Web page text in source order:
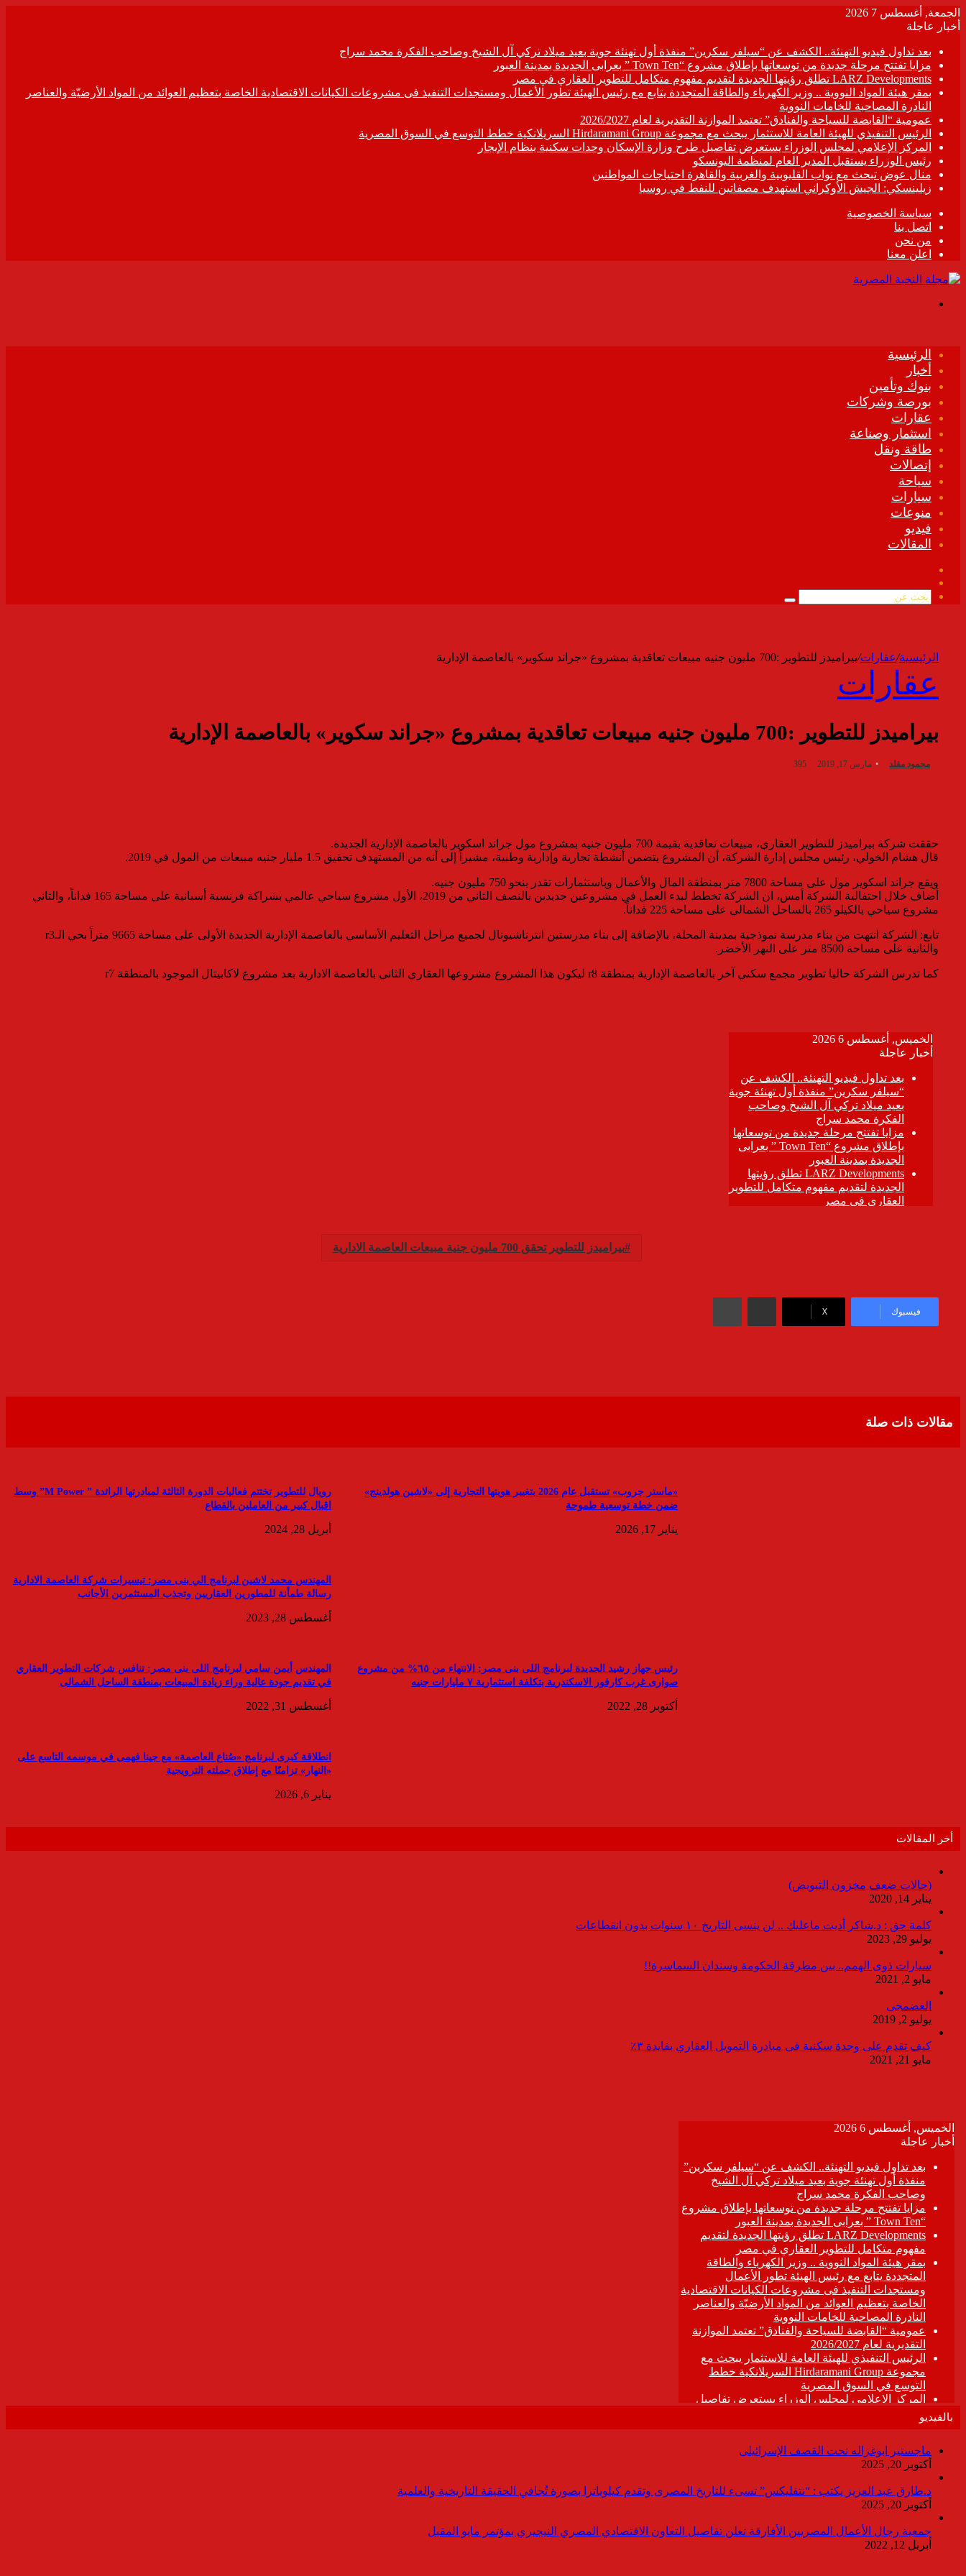
الجمعة, أغسطس 7 2026
أخبار عاجلة
بعد تداول فيديو التهنئة.. الكشف عن “سيلفر سكرين” منفذة أول تهنئة جوية بعيد ميلاد تركي آل الشيخ وصاحب الفكرة محمد سراج
مزايا تفتتح مرحلة جديدة من توسعاتها بإطلاق مشروع “Town Ten ” بعرابى الجديدة بمدينة العبور
LARZ Developments تطلق رؤيتها الجديدة لتقديم مفهوم متكامل للتطوير العقاري في مصر
بمقر هيئة المواد النووية .. وزير الكهرباء والطاقة المتجددة يتابع مع رئيس الهيئة تطور الأعمال ومستجدات التنفيذ فى مشروعات الكيانات الاقتصادية الخاصة بتعظيم العوائد من المواد الأرضيّة والعناصر
النادرة المصاحبة للخامات النووية
عمومية “القابضة للسياحة والفنادق” تعتمد الموازنة التقديرية لعام 2026/2027
الرئيس التنفيذي للهيئة العامة للاستثمار يبحث مع مجموعة Hirdaramani Group السريلانكية خطط التوسع في السوق المصرية
المركز الإعلامي لمجلس الوزراء يستعرض تفاصيل طرح وزارة الإسكان وحدات سكنية بنظام الإيجار
رئيس الوزراء يستقبل المدير العام لمنظمة اليونسكو
منال عوض تبحث مع نواب القليوبية والغربية والقاهرة احتياجات المواطنين
زيلينسكي: الجيش الأوكراني استهدف مصفاتين للنفط في روسيا
سياسة الخصوصية
اتصل بنا
من نحن
اعلن معنا
الرئيسية
أخبار
بنوك وتأمين
بورصة وشركات
عقارات
استثمار وصناعة
طاقة ونقل
إتصالات
سياحة
سيارات
منوعات
فيديو
المقالات
الموقع
بحث
الرئيسية/عقارات/بيراميدز للتطوير :700 مليون جنيه مبيعات تعاقدية بمشروع «جراند سكوير» بالعاصمة الإدارية
عقارات
بيراميدز للتطوير :700 مليون جنيه مبيعات تعاقدية بمشروع «جراند سكوير» بالعاصمة الإدارية
محمود مقلد مارس 17, 2019
حققت شركة بيراميدز للتطوير العقاري، مبيعات تعاقدية بقيمة 700 مليون جنيه بمشروع مول جراند اسكوير بالعاصمة الإدارية الجديدة.
قال هشام الخولي، رئيس مجلس إدارة الشركة، أن المشروع يتضمن أنشطة تجارية وإدارية وطبية، مشيراً إلى أنه من المستهدف تحقيق 1.5 مليار جنيه مبيعات من المول في 2019.
ويقع جراند اسكوير مول على مساحة 7800 متر بمنطقة المال والأعمال وباستثمارات تقدر بنحو 750 مليون جنيه.
أضاف خلال احتفالية الشركة أمس، ان الشركة تخطط لبدء العمل في مشروعين جديدين بالنصف الثاني من 2019، الأول مشروع سياحي عالمي بشراكة فرنسية أسبانية على مساحة 165 فداناً، والثاني
مشروع سياحي بالكيلو 265 بالساحل الشمالي على مساحة 225 فداناً.
تابع: الشركة انتهت من بناء مدرسة نموذجية بمدينة المحلة، بالإضافة إلى بناء مدرستين انترناشيونال لجميع مراحل التعليم الأساسي بالعاصمة الإدارية الجديدة الأولى على مساحة 9665 متراً بحي الـr3
والثانية على مساحة 8500 متر على النهر الأخضر.
كما تدرس الشركة حاليا تطوير مجمع سكني آخر بالعاصمة الإدارية بمنطقة r8 ليكون هذا المشروع مشروعها العقاري الثاني بالعاصمة الادارية بعد مشروع لاكابيتال الموجود بالمنطقة r7
بيراميدز للتطوير تحقق 700 مليون جنية مبيعات العاصمة الادارية
فيسبوك ‫X
مشاركة عبر البريد طباعة
مقالات ذات صلة
رويال للتطوير تختتم فعاليات الدورة الثالثة لمبادرتها الرائدة ” M Power” وسط
اقبال كبير من العاملين بالقطاع
أبريل 28, 2024
«ماستر جروب» تستقبل عام 2026 بتغيير هويتها التجارية إلى «لاشين هولدينج»
ضمن خطة توسعية طموحة
يناير 17, 2026
المهندس محمد لاشين لبرنامج الي بنى مصر: تيسيرات شركة العاصمة الادارية
رسالة طمأنة للمطورين العقاريين وتجذب المستثمرين الأجانب
أغسطس 28, 2023
المهندس أيمن سامي لبرنامج اللى بنى مصر: تنافس شركات التطوير العقاري
في تقديم جودة عالية وراء زيادة المبيعات بمنطقة الساحل الشمالى
أغسطس 31, 2022
رئيس جهاز رشيد الجديدة لبرنامج اللى بنى مصر: الانتهاء من ٦٥% من مشروع
صوارى غرب كارفور الاسكندرية بتكلفة استثمارية ٧ مليارات جنيه
أكتوبر 28, 2022
انطلاقة كبرى لبرنامج «صُناع العاصمة» مع جينا فهمى في موسمه التاسع على
«النهار» تزامنًا مع إطلاق حملته الترويجية
يناير 6, 2026
أخر المقالات
(حالات ضعف مخزون التبويض)
يناير 14, 2020
كلمة حق : د.شاكر أديت ماعليك .. لن ينسى التاريخ ١٠ سنوات بدون انقطاعات
يوليو 29, 2023
سيارات ذوى الهمم.. بين مطرقة الحكومة وسندان السماسرة!!
مايو 2, 2021
العضمجى
يوليو 2, 2019
كيف تقدم على وحدة سكنية فى مبادرة التمويل العقاري بفايدة ٣٪
مايو 21, 2021
بالفيديو
ماجستير ابوغزاله تحت القصف الإسرائيلى
أكتوبر 20, 2025
د.طارق عبد العزيز يكتب : “نتفليكس” تسىء للتاريخ المصرى وتقدم كيلوباترا بصورة تُجافي الحقيقة التاريخية والعلمية
أكتوبر 20, 2025
جمعية رجال الأعمال المصريين الأفارقة تعلن تفاصيل التعاون الاقتصادي المصري النيجيري بمؤتمر مايو المقبل
أبريل 12, 2022